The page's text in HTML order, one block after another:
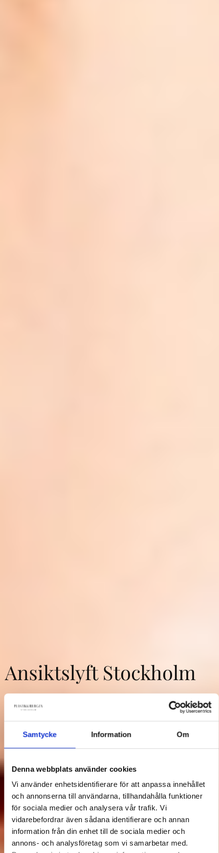
Samtycke Information Om
Denna webbplats använder cookies
Vi använder enhetsidentifierare för att anpassa innehållet
och annonserna till användarna, tillhandahålla funktioner
för sociala medier och analysera vår trafik. Vi
vidarebefordrar även sådana identifierare och annan
information från din enhet till de sociala medier och
annons- och analysföretag som vi samarbetar med.
Ansiktslyft Stockholm
Deep plane facelift utförd av ledande
plastikkirurger.